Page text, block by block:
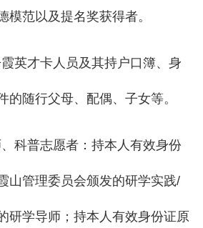
模范以及提名奖获得者。
英才卡人员及其持户口簿、身
的随行父母、配偶、子女等。
科普志愿者：持本人有效身份
山管理委员会颁发的研学实践/
研学导师；持本人有效身份证原